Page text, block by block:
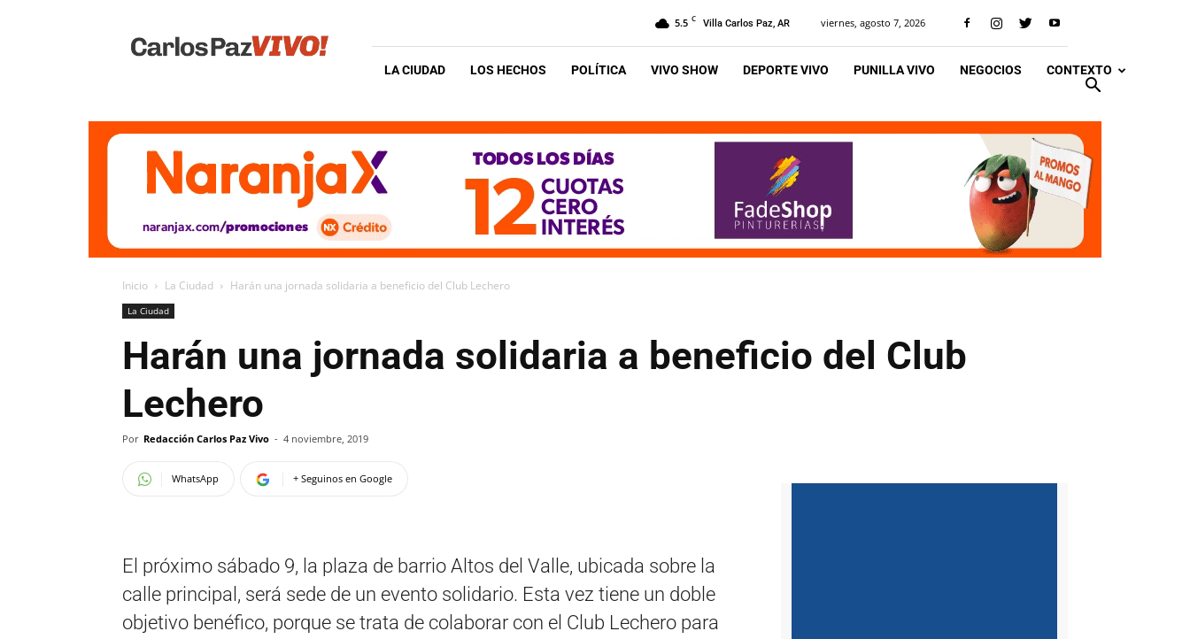
Vivo
5.5 C Villa Carlos Paz, AR viernes, agosto 7, 2026
LA CIUDAD LOS HECHOS POLÍTICA VIVO SHOW DEPORTE VIVO PUNILLA VIVO NEGOCIOS CONTEXTO
Inicio La Ciudad Harán una jornada solidaria a beneficio del Club Lechero
La Ciudad
Harán una jornada solidaria a beneficio del Club
Lechero
Por Redacción Carlos Paz Vivo - 4 noviembre, 2019
WhatsApp + Seguinos en Google
El próximo sábado 9, la plaza de barrio Altos del Valle, ubicada sobre la
calle principal, será sede de un evento solidario. Esta vez tiene un doble
objetivo benéfico, porque se trata de colaborar con el Club Lechero para